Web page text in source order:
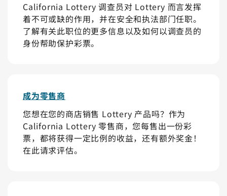
California Lottery 调查员对 Lottery 而言发挥
着不可或缺的作用，并在安全和执法部门任职。
了解有关此职位的更多信息以及如何以调查员的
身份帮助保护彩票。
成为零售商
您想在您的商店销售 Lottery 产品吗？作为
California Lottery 零售商，您每售出一份彩
票，都将获得一定比例的收益，还有额外奖金！
在此请求评估。